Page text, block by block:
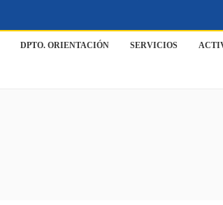
DPTO. ORIENTACIÓN SERVICIOS